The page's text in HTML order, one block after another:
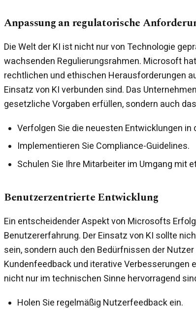
Anpassung an regulatorische
Die Welt der KI ist nicht nur von Technologie
wachsenden Regulierungsrahmen. Microsoft
rechtlichen und ethischen Herausforderungen
Einsatz von KI verbunden sind. Das
gesetzliche Vorgaben erfüllen, sondern auch
Verfolgen Sie die neuesten Entwicklungen in
Implementieren Sie Compliance-Guidelines.
Schulen Sie Ihre Mitarbeiter im Umgang mit
Benutzerzentrierte Entwicklung
Ein entscheidender Aspekt von Microsofts
Benutzererfahrung. Der Einsatz von KI sollte
sein, sondern auch den Bedürfnissen der
Kundenfeedback und iterative Verbesserungen
nicht nur im technischen Sinne hervorragend
Holen Sie regelmäßig Nutzerfeedback ein.